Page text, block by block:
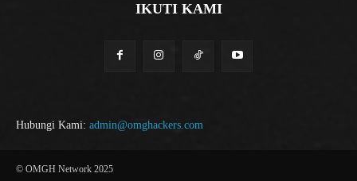
IKUTI KAMI
Hubungi Kami: admin@omghackers.com
© OMGH Network 2025